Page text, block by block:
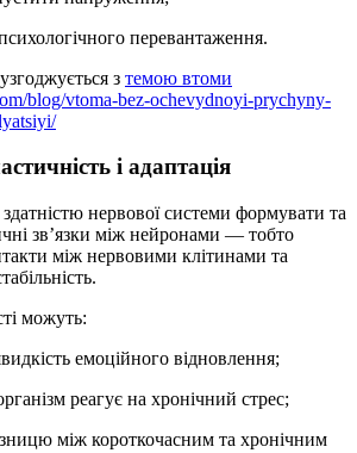
перевантаження.
з темою втоми
blog/vtoma-bez-ochevydnoyi-prychyny-
і адаптація
нервової системи формувати та
зв’язки між нейронами — тобто
між нервовими клітинами та
можуть:
емоційного відновлення;
реагує на хронічний стрес;
між короткочасним та хронічним